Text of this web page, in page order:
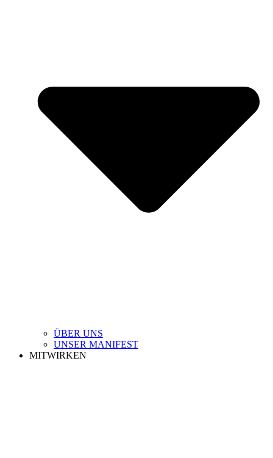
ÜBER UNS
UNSER MANIFEST
MITWIRKEN